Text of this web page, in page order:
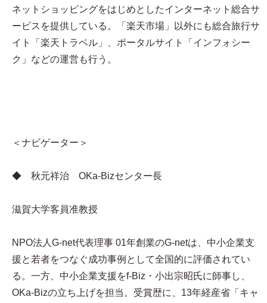
ネットショッピングをはじめとしたインターネット総合サ
ービスを提供している。「楽天市場」以外にも総合旅行サ
イト「楽天トラベル」、ポータルサイト「インフォシー
ク」などの運営も行う。
＜ナビゲーター＞
◆ 秋元祥治 OKa-Bizセンター長
滋賀大学客員准教授
NPO法人G-net代表理事 01年創業のG-netは、中小企業支
援と若者をつなぐ成功事例として全国的に評価されてい
る。一方、中小企業支援をf-Biz・小出宗昭氏に師事し、
OKa-Bizの立ち上げを担当。受賞歴に、13年経産省「キャ